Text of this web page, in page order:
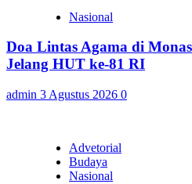
Nasional
Doa Lintas Agama di
Jelang HUT ke-81 RI
admin 3 Agustus 2026 0
Advetorial
Budaya
Nasional